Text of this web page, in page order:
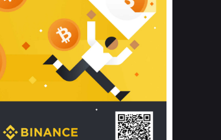
động của giấc ngủ và môi trường
phòng ngủ đối với sức khỏe con
người tại Sleep Foundation (External
Link) để có cái nhìn toàn diện hơn.
2. Các tiêu chí vàng khi lựa chọn
chăn ga gối đệm cao cấp cho phòng
ngủ
Để sở hữu một bộ chăn ga gối đệm
cao cấp hoàn hảo cả về thẩm mỹ lẫn
công năng, người tiêu dùng cần cân
nhắc kỹ lưỡng các tiêu chí quan trọng